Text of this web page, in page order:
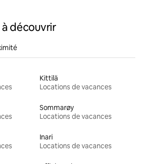
découvrir
Kittilä
Locations de vacances
Sommarøy
Locations de vacances
Inari
Locations de vacances